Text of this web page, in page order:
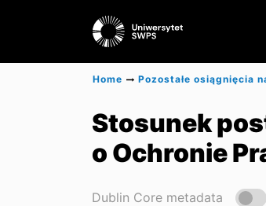
Home
Stosunek
o Ochronie
Dublin Core metadata